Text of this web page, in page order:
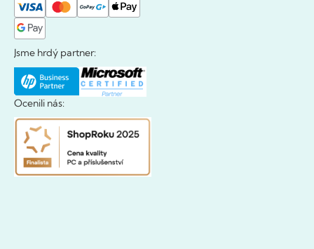
Jsme hrdý partner:
Ocenili nás: